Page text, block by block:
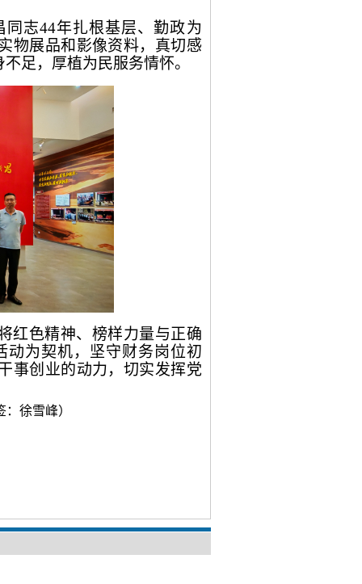
同志44年扎根基层、勤政为
物展品和影像资料，真切感
足，厚植为民服务情怀。
红色精神、榜样力量与正确
动为契机，坚守财务岗位初
事创业的动力，切实发挥党
：徐雪峰）